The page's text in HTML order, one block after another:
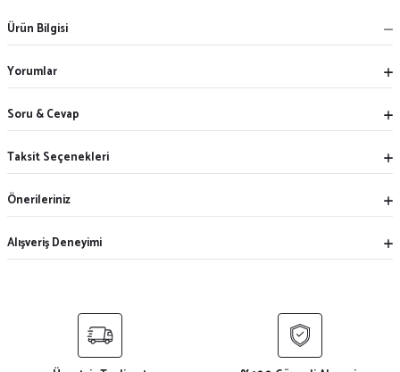
Ürün Bilgisi
Yorumlar
Soru & Cevap
Taksit Seçenekleri
Önerileriniz
Alışveriş Deneyimi